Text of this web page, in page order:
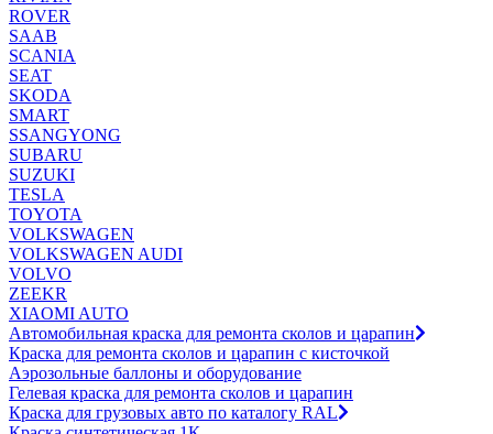
ROVER
SAAB
SCANIA
SEAT
SKODA
SMART
SSANGYONG
SUBARU
SUZUKI
TESLA
TOYOTA
VOLKSWAGEN
VOLKSWAGEN AUDI
VOLVO
ZEEKR
XIAOMI AUTO
Автомобильная краска для ремонта сколов и царапин
Краска для ремонта сколов и царапин с кисточкой
Аэрозольные баллоны и оборудование
Гелевая краска для ремонта сколов и царапин
Краска для грузовых авто по каталогу RAL